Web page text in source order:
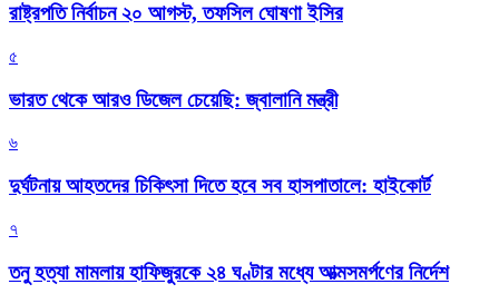
রাষ্ট্রপতি নির্বাচন ২০ আগস্ট, তফসিল ঘোষণা ইসির
৫
ভারত থেকে আরও ডিজেল চেয়েছি: জ্বালানি মন্ত্রী
৬
দুর্ঘটনায় আহতদের চিকিৎসা দিতে হবে সব হাসপাতালে: হাইকোর্ট
৭
তনু হত্যা মামলায় হাফিজুরকে ২৪ ঘণ্টার মধ্যে আত্মসমর্পণের নির্দেশ